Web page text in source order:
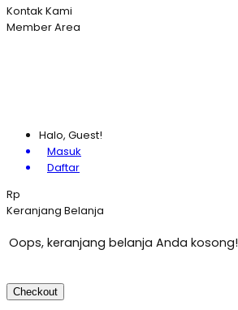
Kontak Kami
Member Area
Halo, Guest!
Masuk
Daftar
Rp
Keranjang Belanja
Oops, keranjang belanja Anda kosong!
Checkout